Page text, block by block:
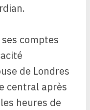
comptes
de Londres
central après
heures de